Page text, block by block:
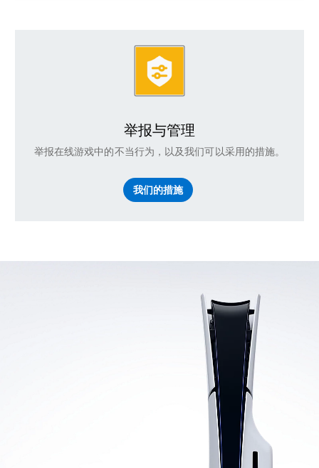
举报与管理
举报在线游戏中的不当行为，以及我们可以采用的措施。
我们的措施